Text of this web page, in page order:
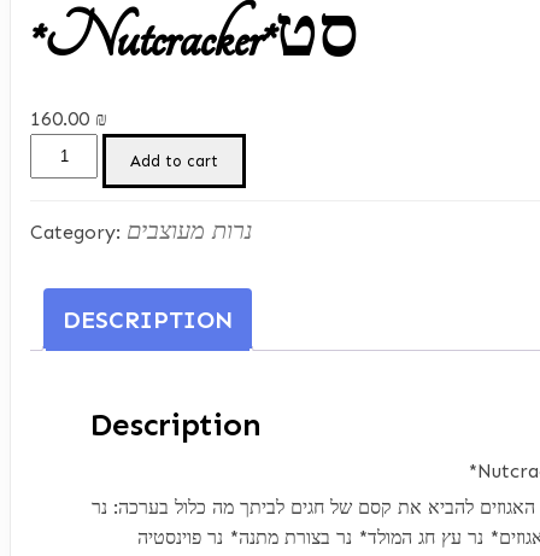
*Nutcracker*סט
160.00 ₪
*Nutcracker*סט
quantity
Add to cart
Category: נרות מעוצבים
DESCRIPTION
Description
להביא את קסם של חגים לביתך מה כלול בערכה: נר